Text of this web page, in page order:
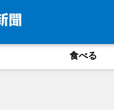
食べる